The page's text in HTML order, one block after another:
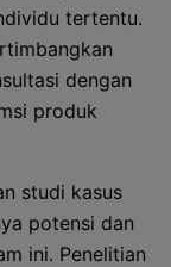
tertentu.
dengan
produk
studi kasus
potensi dan
ini. Penelitian